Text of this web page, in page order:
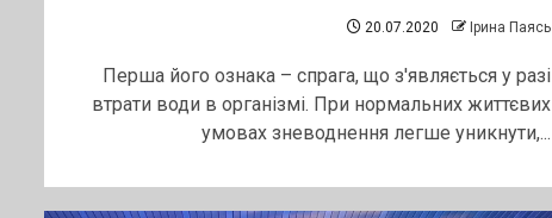
20.07.2020 Ірина Паясь
Перша його ознака – спрага, що з'являється у разі
втрати води в організмі. При нормальних життєвих
умовах зневоднення легше уникнути,...